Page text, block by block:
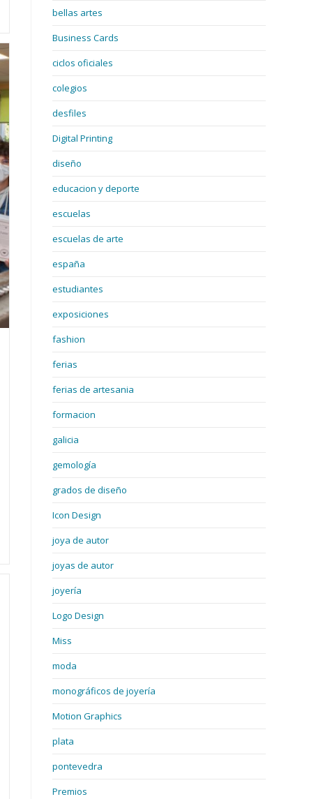
bellas artes
Business Cards
ciclos oficiales
colegios
desfiles
Digital Printing
diseño
educacion y deporte
escuelas
escuelas de arte
españa
estudiantes
exposiciones
fashion
ferias
ferias de artesania
formacion
galicia
gemología
grados de diseño
Icon Design
joya de autor
joyas de autor
joyería
Logo Design
Miss
moda
monográficos de joyería
Motion Graphics
plata
pontevedra
Premios